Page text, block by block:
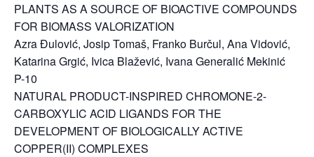
PLANTS AS A SOURCE OF BIOACTIVE COMPOUNDS
FOR BIOMASS VALORIZATION
Azra Đulović, Josip Tomaš, Franko Burčul, Ana Vidović,
Katarina Grgić, Ivica Blažević, Ivana Generalić Mekinić
P-10
NATURAL PRODUCT-INSPIRED CHROMONE-2-
CARBOXYLIC ACID LIGANDS FOR THE
DEVELOPMENT OF BIOLOGICALLY ACTIVE
COPPER(II) COMPLEXES